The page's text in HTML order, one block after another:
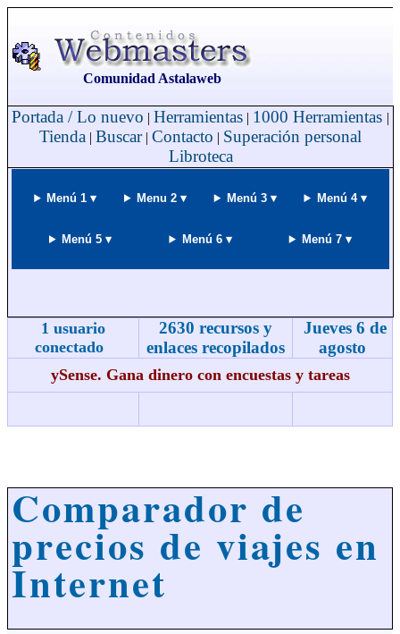
Comunidad Astalaweb
Portada / Lo nuevo | Herramientas | 1000 Herramientas |
Tienda | Buscar| Contacto | Superación personal
Libroteca
Menú 1 ▾ Menu 2 ▾ Menú 3 ▾ Menú 4 ▾
Menú 5 ▾ Menú 6 ▾ Menú 7 ▾
1 usuario
conectado
2630 recursos y
enlaces recopilados
Jueves 6 de
agosto
ySense. Gana dinero con encuestas y tareas
Comparador de
precios de viajes en
Internet